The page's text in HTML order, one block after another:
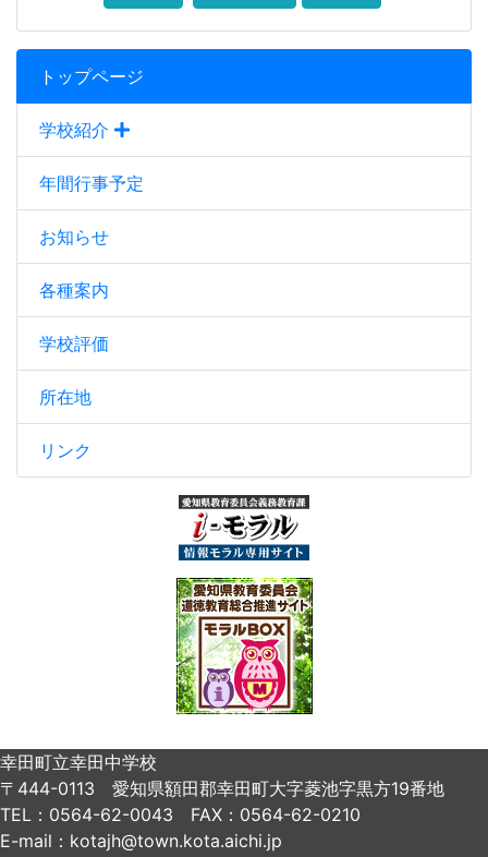
トップページ
学校紹介
年間行事予定
お知らせ
各種案内
学校評価
所在地
リンク
幸田町立幸田中学校
〒444-0113 愛知県額田郡幸田町大字菱池字黒方19番地
TEL：0564-62-0043 FAX：0564-62-0210
E-mail：kotajh@town.kota.aichi.jp